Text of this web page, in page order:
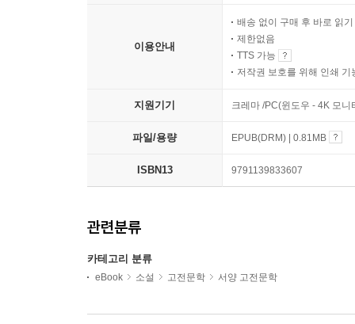
이용안내
배송 없이 구매 후 바로 읽기
제한없음
TTS 가능
저작권 보호를 위해 인쇄 기
지원기기 크레마 /PC(윈도우 - 4K 모
파일/용량 EPUB(DRM) | 0.81MB
ISBN13 9791139833607
관련분류
카테고리 분류
eBook 소설 고전문학 서양 고전문학